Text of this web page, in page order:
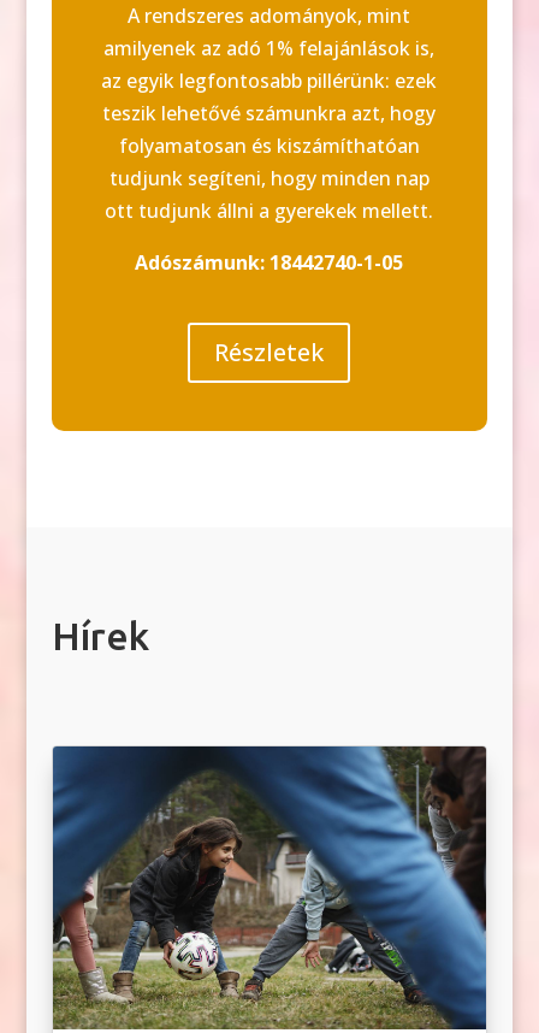
A rendszeres adományok, mint
amilyenek az adó 1% felajánlások is,
az egyik legfontosabb pillérünk: ezek
teszik lehetővé számunkra azt, hogy
folyamatosan és kiszámíthatóan
tudjunk segíteni, hogy minden nap
ott tudjunk állni a gyerekek mellett.
Adószámunk: 18442740-1-05
Részletek
Hírek